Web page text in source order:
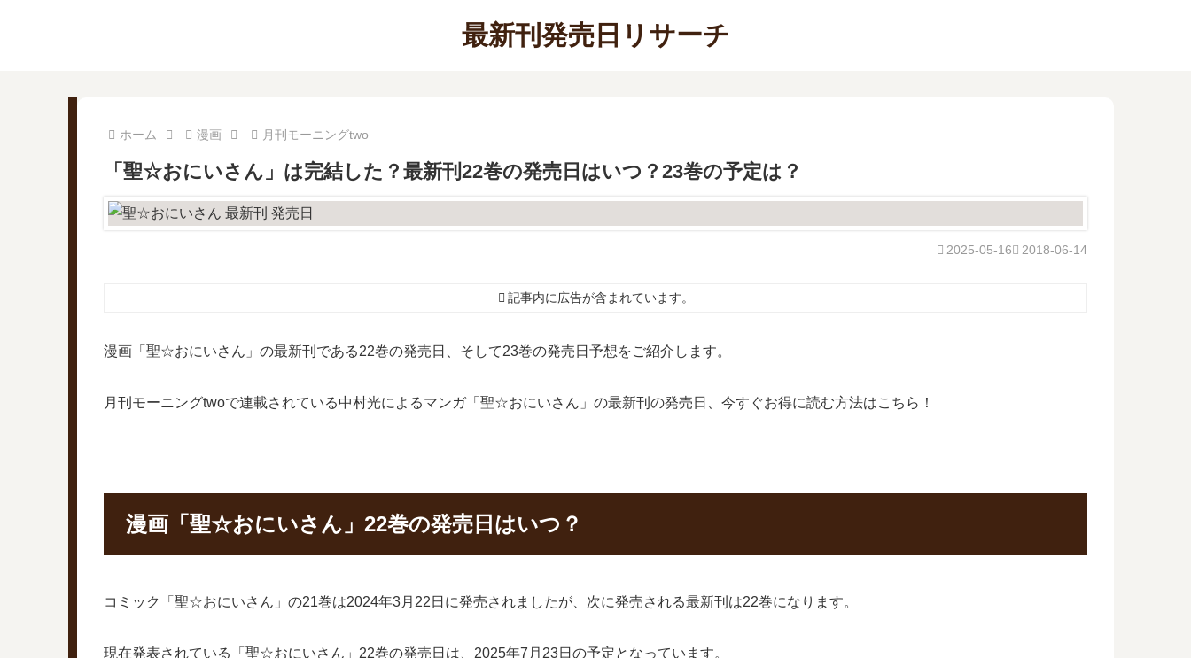
最新刊発売日リサーチ
ホーム 漫画 月刊モーニングtwo
「聖☆おにいさん」は完結した？最新刊22巻の発売日はいつ？23巻の予定は？
2018-06-14
2025-05-16
記事内に広告が含まれています。
漫画「聖☆おにいさん」の最新刊である22巻の発売日、そして23巻の発売日予想をご紹介します。
月刊モーニングtwoで連載されている中村光によるマンガ「聖☆おにいさん」の最新刊の発売日、今すぐお得に読む方法はこちら！
漫画「聖☆おにいさん」22巻の発売日はいつ？
コミック「聖☆おにいさん」の21巻は2024年3月22日に発売されましたが、次に発売される最新刊は22巻になります。
現在発表されている「聖☆おにいさん」22巻の発売日は、2025年7月23日の予定となっています。